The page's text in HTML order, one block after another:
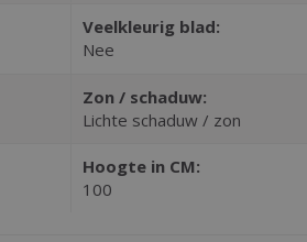
Veelkleurig blad:
Nee
Zon / schaduw:
Lichte schaduw / zon
Hoogte in CM:
100